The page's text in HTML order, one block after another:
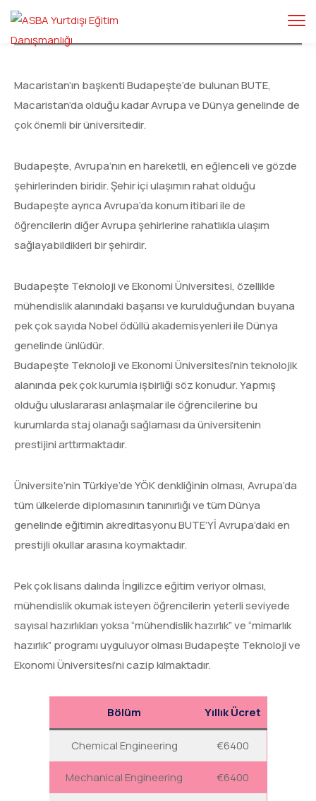
Macaristan’ın başkenti Budapeşte’de bulunan BUTE,
Macaristan’da olduğu kadar Avrupa ve Dünya genelinde de
çok önemli bir üniversitedir.
Budapeşte, Avrupa’nın en hareketli, en eğlenceli ve gözde
şehirlerinden biridir. Şehir içi ulaşımın rahat olduğu
Budapeşte ayrıca Avrupa’da konum itibari ile de
öğrencilerin diğer Avrupa şehirlerine rahatlıkla ulaşım
sağlayabildikleri bir şehirdir.
Budapeşte Teknoloji ve Ekonomi Üniversitesi, özellikle
mühendislik alanındaki başarısı ve kurulduğundan buyana
pek çok sayıda Nobel ödüllü akademisyenleri ile Dünya
genelinde ünlüdür.
Budapeşte Teknoloji ve Ekonomi Üniversitesi’nin teknolojik
alanında pek çok kurumla işbirliği söz konudur. Yapmış
olduğu uluslararası anlaşmalar ile öğrencilerine bu
kurumlarda staj olanağı sağlaması da üniversitenin
prestijini arttırmaktadır.
Üniversite’nin Türkiye’de YÖK denkliğinin olması, Avrupa’da
tüm ülkelerde diplomasının tanınırlığı ve tüm Dünya
genelinde eğitimin akreditasyonu BUTE’Yİ Avrupa’daki en
prestijli okullar arasına koymaktadır.
Pek çok lisans dalında İngilizce eğitim veriyor olması,
mühendislik okumak isteyen öğrencilerin yeterli seviyede
sayısal hazırlıkları yoksa “mühendislik hazırlık” ve “mimarlık
hazırlık” programı uyguluyor olması Budapeşte Teknoloji ve
Ekonomi Üniversitesi’ni cazip kılmaktadır.
Bölüm Yıllık Ücret
Chemical Engineering €6400
Mechanical Engineering €6400